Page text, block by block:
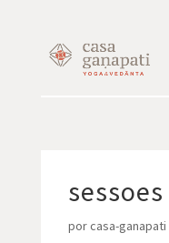
porcasa-ganapati